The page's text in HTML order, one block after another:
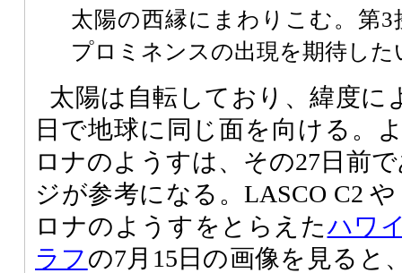
太陽の西縁にまわりこむ。第3
プロミネンスの出現を期待した
太陽は自転しており、緯度に
日で地球に同じ面を向ける。
ロナのようすは、その27日前
ジが参考になる。LASCO C2
ロナのようすをとらえたハワ
ラフの7月15日の画像を見ると